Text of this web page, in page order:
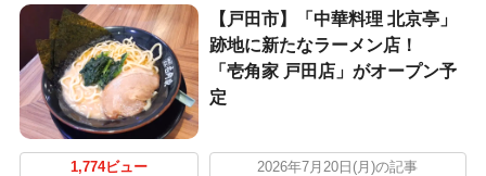
【戸田市】「中華料理 北京亭」
跡地に新たなラーメン店！
「壱角家 戸田店」がオープン予
定
1,774ビュー 2026年7月20日(月)の記事